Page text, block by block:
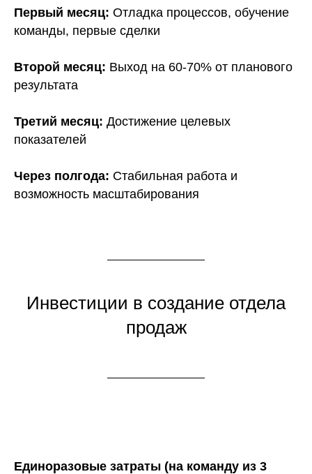
Первый месяц: Отладка процессов, обучение
команды, первые сделки
Второй месяц: Выход на 60-70% от планового
результата
Третий месяц: Достижение целевых
показателей
Через полгода: Стабильная работа и
возможность масштабирования
Инвестиции в создание отдела
продаж
Единоразовые затраты (на команду из 3